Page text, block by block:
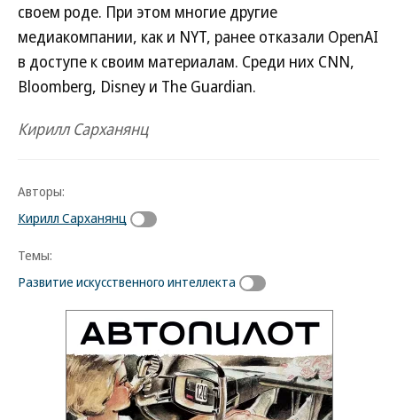
своем роде. При этом многие другие
медиакомпании, как и NYT, ранее отказали OpenAI
в доступе к своим материалам. Среди них CNN,
Bloomberg, Disney и The Guardian.
Кирилл Сарханянц
Авторы:
Кирилл Сарханянц
Темы:
Развитие искусственного интеллекта